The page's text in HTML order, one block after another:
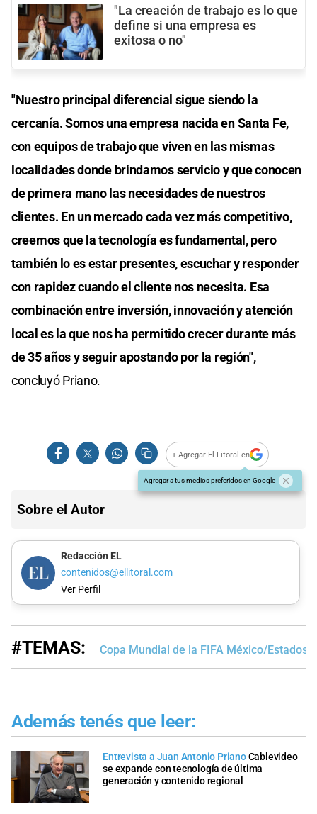
"La creación de trabajo es lo que
define si una empresa es
exitosa o no"
"Nuestro principal diferencial sigue siendo la
cercanía. Somos una empresa nacida en Santa Fe,
con equipos de trabajo que viven en las mismas
localidades donde brindamos servicio y que conocen
de primera mano las necesidades de nuestros
clientes. En un mercado cada vez más competitivo,
creemos que la tecnología es fundamental, pero
también lo es estar presentes, escuchar y responder
con rapidez cuando el cliente nos necesita. Esa
combinación entre inversión, innovación y atención
local es la que nos ha permitido crecer durante más
de 35 años y seguir apostando por la región",
concluyó Priano.
+ Agregar El Litoral en
Agregar a tus medios preferidos en Google
Sobre el Autor
Redacción EL
contenidos@ellitoral.com
Ver Perfil
#TEMAS: Copa Mundial de la FIFA México/Estados
Además tenés que leer:
Entrevista a Juan Antonio PrianoCablevideo
se expande con tecnología de última
generación y contenido regional